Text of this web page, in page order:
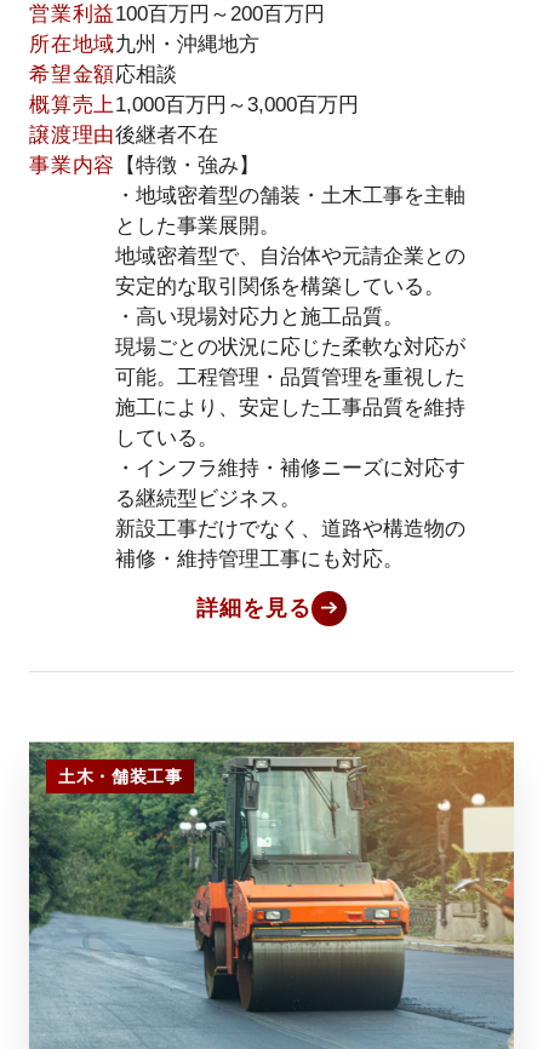
営業利益100百万円～200百万円
所在地域九州・沖縄地方
希望金額応相談
概算売上 1,000百万円～3,000百万円
譲渡理由後継者不在
事業内容
【特徴・強み】
・地域密着型の舗装・土木工事を主軸
とした事業展開。
地域密着型で、自治体や元請企業との
安定的な取引関係を構築している。
・高い現場対応力と施工品質。
現場ごとの状況に応じた柔軟な対応が
可能。工程管理・品質管理を重視した
施工により、安定した工事品質を維持
している。
・インフラ維持・補修ニーズに対応す
る継続型ビジネス。
新設工事だけでなく、道路や構造物の
補修・維持管理工事にも対応。
詳細を見る
土木・舗装工事